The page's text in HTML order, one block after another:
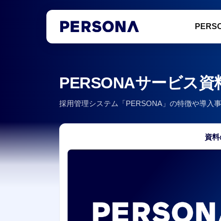
PERSONAサービス
採用管理システム「PERSONA」の特徴や導入
資